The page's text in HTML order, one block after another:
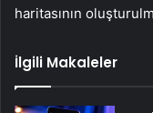
haritasının
İlgili Makaleler